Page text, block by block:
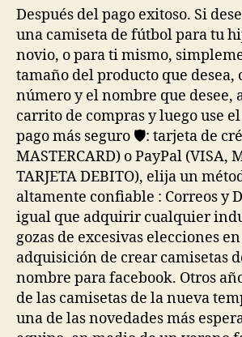
entrada
entrada
Después del pago exitoso. Si
una camiseta de fútbol para tu
novio, o para ti mismo,
tamaño del producto que desea,
número y el nombre que desee,
carrito de compras y luego use
pago más seguro 🛡: tarjeta de
MASTERCARD) o PayPal (VISA,
TARJETA DEBITO), elija un
altamente confiable : Correos y
igual que adquirir cualquier
gozas de excesivas elecciones
adquisición de crear camisetas
nombre para facebook. Otros
de las camisetas de la nueva
una de las novedades más